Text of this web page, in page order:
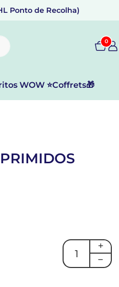
Ponto de Recolha)
0
WOW ⭐Coffrets🎁